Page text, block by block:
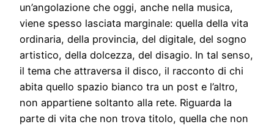
un’angolazione che oggi, anche nella musica,
viene spesso lasciata marginale: quella della vita
ordinaria, della provincia, del digitale, del sogno
artistico, della dolcezza, del disagio. In tal senso,
il tema che attraversa il disco, il racconto di chi
abita quello spazio bianco tra un post e l’altro,
non appartiene soltanto alla rete. Riguarda la
parte di vita che non trova titolo, quella che non